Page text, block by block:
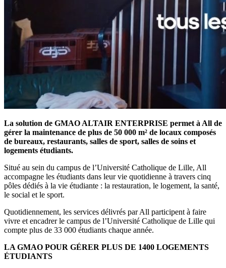
La solution de GMAO ALTAIR ENTERPRISE permet à All de
gérer la maintenance de plus de 50 000 m² de locaux composés
de bureaux, restaurants, salles de sport, salles de soins et
logements étudiants.
Situé au sein du campus de l’Université Catholique de Lille, All
accompagne les étudiants dans leur vie quotidienne à travers cinq
pôles dédiés à la vie étudiante : la restauration, le logement, la santé,
le social et le sport.
Quotidiennement, les services délivrés par All participent à faire
vivre et encadrer le campus de l’Université Catholique de Lille qui
compte plus de 33 000 étudiants chaque année.
LA GMAO POUR GÉRER PLUS DE 1400 LOGEMENTS
ÉTUDIANTS